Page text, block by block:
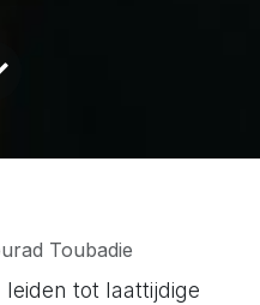
Toubadie
tot laattijdige